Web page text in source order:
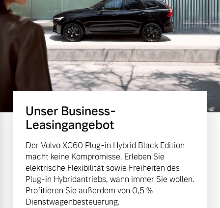
Unser Business-
Leasingangebot
Der Volvo XC60 Plug-in Hybrid Black Edition
macht keine Kompromisse. Erleben Sie
elektrische Flexibilität sowie Freiheiten des
Plug-in Hybridantriebs, wann immer Sie wollen.
Profitieren Sie außerdem von 0,5 %
Dienstwagenbesteuerung.